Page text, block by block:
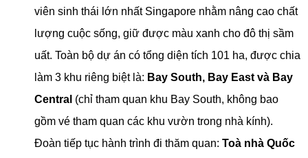
viên sinh thái lớn nhất Singapore nhằm nâng cao chất
lượng cuộc sống, giữ được màu xanh cho đô thị sầm
uất. Toàn bộ dự án có tổng diện tích 101 ha, được chia
làm 3 khu riêng biệt là: Bay South, Bay East và Bay
Central (chỉ tham quan khu Bay South, không bao
gồm vé tham quan các khu vườn trong nhà kính).
Đoàn tiếp tục hành trình đi thăm quan: Toà nhà Quốc